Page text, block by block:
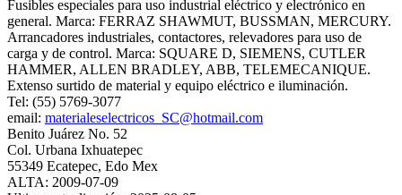
Fusibles especiales para uso industrial eléctrico y electrónico en
general. Marca: FERRAZ SHAWMUT, BUSSMAN, MERCURY.
Arrancadores industriales, contactores, relevadores para uso de
carga y de control. Marca: SQUARE D, SIEMENS, CUTLER
HAMMER, ALLEN BRADLEY, ABB, TELEMECANIQUE.
Extenso surtido de material y equipo eléctrico e iluminación.
Tel: (55) 5769-3077
email: materialeselectricos_SC@hotmail.com
Benito Juárez No. 52
Col. Urbana Ixhuatepec
55349 Ecatepec, Edo Mex
ALTA: 2009-07-09